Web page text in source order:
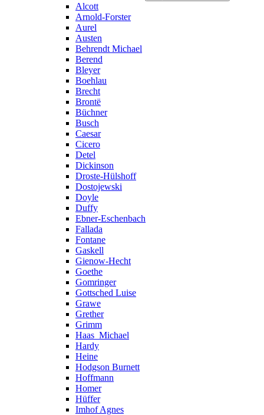
Alcott
Arnold-Forster
Aurel
Austen
Behrendt Michael
Berend
Bleyer
Boehlau
Brecht
Brontë
Büchner
Busch
Caesar
Cicero
Detel
Dickinson
Droste-Hülshoff
Dostojewski
Doyle
Duffy
Ebner-Eschenbach
Fallada
Fontane
Gaskell
Gienow-Hecht
Goethe
Gomringer
Gottsched Luise
Grawe
Grether
Grimm
Haas_Michael
Hardy
Heine
Hodgson Burnett
Hoffmann
Homer
Hüffer
Imhof Agnes